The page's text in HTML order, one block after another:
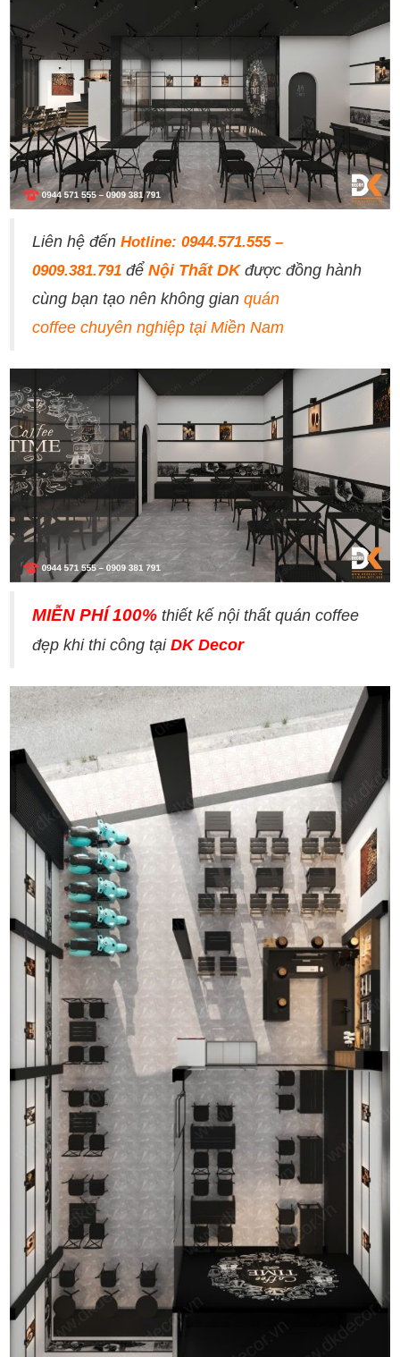
Liên hệ đếnHotline: 0944.571.555 –
0909.381.791 đểNội Thất DKđược đồng hành
cùng bạn tạo nên không gianquán
coffee chuyên nghiệp tại Miền Nam
MIỄN PHÍ 100% thiết kế nội thất quán coffee
đẹp khi thi công tạiDK Decor